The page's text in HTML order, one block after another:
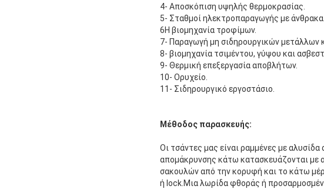
4- Αποσκόπιση υψηλής θερμοκρασίας.
5- Σταθμοί ηλεκτροπαραγωγής με άνθρακα.
6Η βιομηχανία τροφίμων.
7- Παραγωγή μη σιδηρουργικών μετάλλων
8- βιομηχανία τσιμέντου, γύψου και
9- Θερμική επεξεργασία αποβλήτων.
10- Ορυχείο.
11- Σιδηρουργικό εργοστάσιο.
Μέθοδος παρασκευής:
Οι τσάντες μας είναι ραμμένες με
απομάκρυνσης κάτω κατασκευάζονται
σακουλών από την κορυφή και το κάτω
ή lock.Μια λωρίδα φθοράς ή